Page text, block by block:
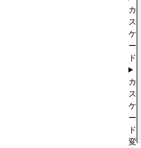
カ
ス
ケ
ー
ド
カ
ス
ケ
ー
ド
変